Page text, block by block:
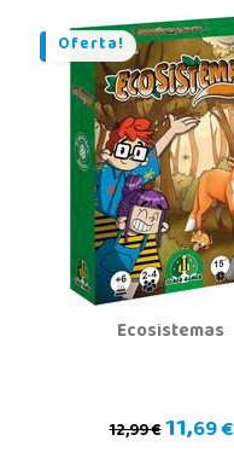
Oferta!
Ecosistemas
12,99 €11,69 €